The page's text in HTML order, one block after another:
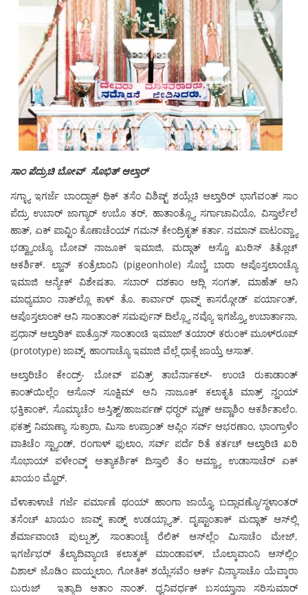
ಸಾಂ ಪೆದ್ರುಚಿ ಬೋವ್ ಸೊಭಿತ್ ಆಲ್ತಾರ್
ಸಗ್ಳ್ಯಾ ಇಗರ್ಜೆ ಬಾಂದ್ಪಾಕ್ ಥಿಕ್ ತಸೆಂ ವಿಶಿಷ್ಟ್ ಶಯ್ಲೆಚಿ ಆಲ್ತಾರಿರ್ ಭಾಗೆವಂತ್ ಸಾಂ
ಪೆದ್ರು ಉಬಾರ್ ಜಾಗ್ಯಾರ್ ಉಬೊ ತರ್, ಹಾತಾಂತ್ಲ್ಯೊ ಸರ್ಗಾಚಾವಿಯೊ, ವಿಸ್ತಾರ್ಲೆಲೆ
ಹಾತ್, ಏಕ್ ಪಾವ್ಟಿಂ ಕೊಣಾಚೆಂಯ್ ಗಮನ್ ಕೇಂದ್ರಿಕೃತ್ ಕರ್ತಾ. ನಮಾನ್ ಪಾಟಂವ್ಚ್ಯಾ
ಭಡ್ವ್ಯಾಂಚ್ಯೊ ಬೋವ್ ನಾಜೂಕ್ ಇಮಾಜಿ, ಮದ್ಗಾತ್ ಆಸ್ಚೊ ಖುರಿಸ್ ತಿತ್ಲೊಚ್
ಆಕರ್ಶಿಕ್. ಲ್ಹಾನ್ ಕಂತ್ರೆಲಾಂನಿ (pigeonhole) ಸೊಬ್ಚೆ ಬಾರಾ ಆಪೊಸ್ತಲಾಂಚ್ಯೊ
ಇಮಾಜಿ ಆನ್ಯೇಕ್ ವಿಶೇಷತಾ. ಸಬಾರ್ ದಶಕಾಂ ಆದ್ಲಿ ಸಂಗತ್, ಮಾಹೆತ್ ಆನಿ
ಮಾಧ್ಯಮಾಂ ನಾತ್‍ಲ್ಲೊ ಕಾಳ್ ತೊ. ಕಾರ್ವಾರ್ ಥಾವ್ನ್ ಕಾಸರ್‍ಗೋಡ್ ಪರ್ಯಾಂತ್,
ಆಪೊಸ್ತಲಾಂಕ್ ಆನಿ ಸಾಂತಾಂಕ್ ಸಮರ್ಪುನ್ ದಿಲ್ಲ್ಯೊ ನವ್ಯೊ ಇಗಜ್ರ್ಯೊ ಉಬಾರ್ತಾನಾ,
ಪ್ರಧಾನ್ ಆಲ್ತಾರಿಕ್ ಪಾತ್ರೊನ್ ಸಾಂತಾಂಚಿ ಇಮಾಜ್ ತಯಾರ್ ಕರುಂಕ್ ಮೂಳ್‍ರೂಪ್
(prototype) ಜಾವ್ನ್, ಹಾಂಗಾಚ್ಯೊ ಇಮಾಜಿ ವೆಲ್ಲೆ ಧಾಕ್ಲೆ ಜಾಯ್ತೆ ಆಸಾತ್.
ಆಲ್ತಾರಿಚೆಂ ಕೇಂದ್ರ್- ಬೋವ್ ಪವಿತ್ರ್ ತಾಬೆರ್ನಾಕಲ್- ಉಂಚಿ ರುಕಾಡಾಂತ್
ಕಾಂತ್‍ಯಿಲ್ಲೆಂ ಆಸೊನ್ ಸೂಕ್ಷಿಮ್ ಅನಿ ನಾಜೂಕ್ ಕಲಾಕೃತಿ ಮಾತ್ರ್ ನ್ಹಂಯ್
ಭಕ್ತಿಕಾಂಕ್, ಸೊಮ್ಯಾಚೆಂ ಅಸ್ತಿತ್ವ್/ಹಾಜರ್ಪಣ್ ಧರ್‍ಧರ್ ಮ್ಹಣ್ ಆಪ್ಣಾಶಿಂ ಆಕರ್ಶಿತಾಲೆಂ.
ಫಕತ್ತ್ ನಿಮಾಣ್ಯಾ ಸುಕ್ರಾರಾ, ಮಿಸಾ ಉಪ್ರಾಂತ್ ಆಪ್ಲಿಂ ಸರ್ವ್ ಆಭರಣಾಂ, ಭಾಂಗ್ರಾಳೆಂ
ವಾತಿಚೆಂ ಸ್ಟ್ಯಾಂಡ್, ರಂಗಾಳ್ ಫುಲಾಂ, ಸರ್ವ್ ಪರ್ದೆ ರಿತೆ ಕರ್ತಚ್ ಆಲ್ತಾರಿಚಿ ಖರಿ
ಸೊಭಾಯ್ ಪಳೇಂವ್ಕ್ ಅತ್ಯಾಕರ್ಶಿಕ್ ದಿಸ್ತಾಲಿ ತೆಂ ಆಮ್ಚ್ಯಾ ಉಡಾಸಾಚೆರ್ ಏಕ್
ಖಾಯಂ ಮ್ಹೊರ್.
ವೆಳಾಕಾಳಾಚೆ ಗರ್ಜೆ ಪರ್ಮಾಣೆ ಥಂಯ್ ಹಾಂಗಾ ಜಾಯ್ತ್ಯೊ ಬದ್ಲಾವಣ್ಯೊ/ಸ್ಥಳಾಂತರ್
ತಸೆಂಚ್ ಖಾಯಂ ಜಾವ್ನ್ ಕಾಡ್ನ್ ಉಡಯ್ಲ್ಯಾತ್. ದೃಷ್ಟಾಂತಾಕ್ ಮದ್ಗಾತ್ ಆಸ್‍ಲ್ಲಿ
ಶೆರ್ಮಾವಾಂಚಿ ಪುಲ್ಪುತ್ರ್, ಸಾಂತಾಂಚ್ಯೆ ರೆಲಿಕ್ ಆಸ್‍ಲ್ಲೆಂ ಮಿಸಾಚೆಂ ಮೇಜ್,
ಇಗರ್ಜೆಭರ್ ತೆಲ್ಯಾದಿವ್ಯಾಂಚಿ ಕಲಾತ್ಮಕ್ ಮಾಂಡಾವಳ್, ಬೊಲ್ಕಾವಾಂನಿ ಆಸ್‍ಲ್ಲಿಂ
ವಿಶಾಲ್ ಜೊಡಿಂ ಪಾಯ್ನಲಾಂ, ಗೋತಿಕ್ ಶಯ್ಲೆಸವೆಂ ಆರ್ಕ್ ವಿನ್ಯಾಸಾಚೊ ಯೆವ್ಕಾರಾ
ಬುರುಜ್ ಇತ್ಯಾದಿ ಆತಾಂ ನಾಂತ್. ಧ್ವನಿವರ್ಧಕ್ ಬಸಯ್ತಾನಾ ಸರಿಸುಮಾರ್